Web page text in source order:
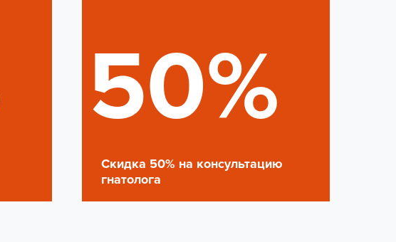
50%
Скидка 50% на консультацию
гнатолога